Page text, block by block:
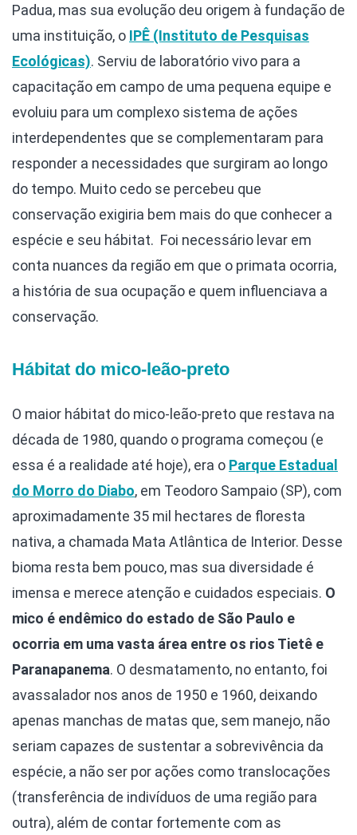
Padua, mas sua evolução deu origem à fundação de
uma instituição, o IPÊ (Instituto de Pesquisas
Ecológicas). Serviu de laboratório vivo para a
capacitação em campo de uma pequena equipe e
evoluiu para um complexo sistema de ações
interdependentes que se complementaram para
responder a necessidades que surgiram ao longo
do tempo. Muito cedo se percebeu que
conservação exigiria bem mais do que conhecer a
espécie e seu hábitat. Foi necessário levar em
conta nuances da região em que o primata ocorria,
a história de sua ocupação e quem influenciava a
conservação.
Hábitat do mico-leão-preto
O maior hábitat do mico-leão-preto que restava na
década de 1980, quando o programa começou (e
essa é a realidade até hoje), era o Parque Estadual
do Morro do Diabo, em Teodoro Sampaio (SP), com
aproximadamente 35 mil hectares de floresta
nativa, a chamada Mata Atlântica de Interior. Desse
bioma resta bem pouco, mas sua diversidade é
imensa e merece atenção e cuidados especiais. O
mico é endêmico do estado de São Paulo e
ocorria em uma vasta área entre os rios Tietê e
Paranapanema. O desmatamento, no entanto, foi
avassalador nos anos de 1950 e 1960, deixando
apenas manchas de matas que, sem manejo, não
seriam capazes de sustentar a sobrevivência da
espécie, a não ser por ações como translocações
(transferência de indivíduos de uma região para
outra), além de contar fortemente com as